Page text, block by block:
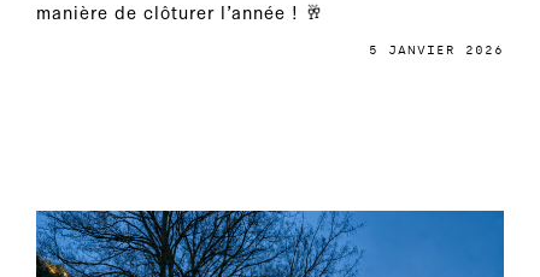
manière de clôturer l’année ! 🥂
5 JANVIER 2026